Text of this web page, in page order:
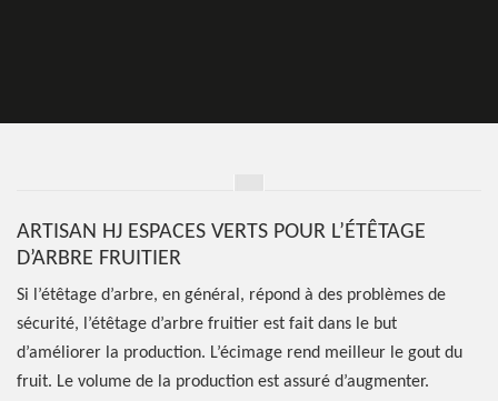
ARTISAN HJ ESPACES VERTS POUR L’ÉTÊTAGE
D’ARBRE FRUITIER
Si l’étêtage d’arbre, en général, répond à des problèmes de
sécurité, l’étêtage d’arbre fruitier est fait dans le but
d’améliorer la production. L’écimage rend meilleur le gout du
fruit. Le volume de la production est assuré d’augmenter.